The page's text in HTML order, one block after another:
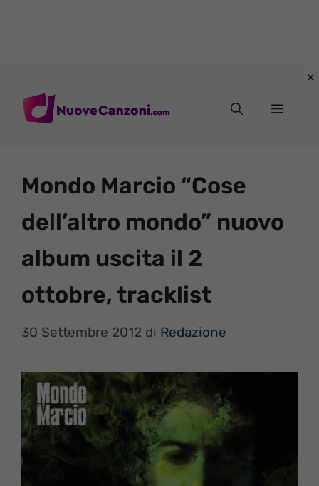
Menu
Mondo Marcio “Cose
dell’altro mondo” nuovo
album uscita il 2
ottobre, tracklist
30 Settembre 2012 di Redazione